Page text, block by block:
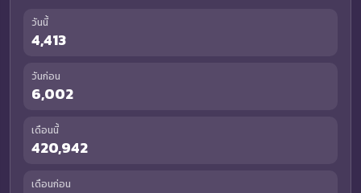
วันนี้
4,413
วันก่อน
6,002
เดือนนี้
420,942
เดือนก่อน